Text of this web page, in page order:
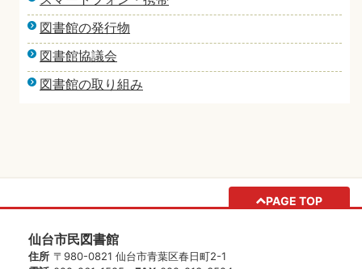
図書館の発行物
図書館協議会
図書館の取り組み
PAGE TOP
仙台市民図書館
住所 〒980-0821 仙台市青葉区春日町2-1